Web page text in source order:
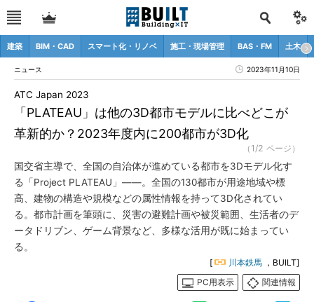
建築 BIM・CAD スマート化・リノベ 施工・現場管理 BAS・FM 土木
ニュース 2023年11月10日
「PLATEAU」は他の3D都市モデルに比べどこが
革新的か？2023年度内に200都市が3D化
ATC Japan 2023
（1/2 ページ）
国交省主導で、全国の自治体が進めている都市を3Dモデル化す
る「Project PLATEAU」――。全国の130都市が用途地域や標
高、建物の構造や規模などの属性情報を持って3D化されてい
る。都市計画を筆頭に、災害の避難計画や被災範囲、生活者のデ
ータドリブン、ゲーム背景など、多様な活用が既に始まってい
る。
[ 川本鉄馬 ，BUILT]
PC用表示
関連情報